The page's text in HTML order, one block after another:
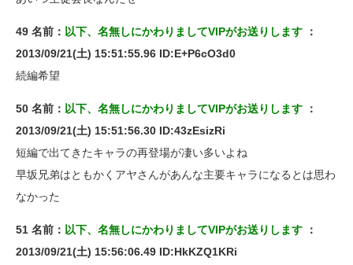
49 名前： 以下、名無しにかわりましてVIPがお送りします ：
2013/09/21(土) 15:51:55.96 ID:E+P6cO3d0
続編希望
50 名前： 以下、名無しにかわりましてVIPがお送りします ：
2013/09/21(土) 15:51:56.30 ID:43zEsizRi
短編で出てきたキャラの再登場が凄い多いよね
早坂兄弟はともかくアヤさんがあんな主要キャラになるとは思わ
なかった
51 名前： 以下、名無しにかわりましてVIPがお送りします ：
2013/09/21(土) 15:56:06.49 ID:HkKZQ1KRi